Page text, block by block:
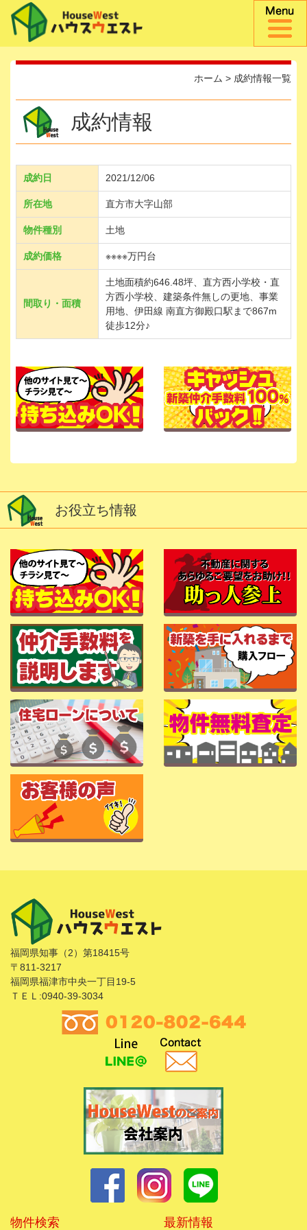
ホーム > 成約情報一覧
成約情報
成約日 2021/12/06
所在地 直方市大字山部
物件種別 土地
成約価格 ※※※※万円台
間取り・面積
土地面積約646.48坪、直方西小学校・直
方西小学校、建築条件無しの更地、事業
用地、伊田線 南直方御殿口駅まで867m
徒歩12分♪
お役立ち情報
福岡県知事（2）第18415号
〒811-3217
福岡県福津市中央一丁目19-5
ＴＥＬ:0940-39-3034
物件検索 最新情報